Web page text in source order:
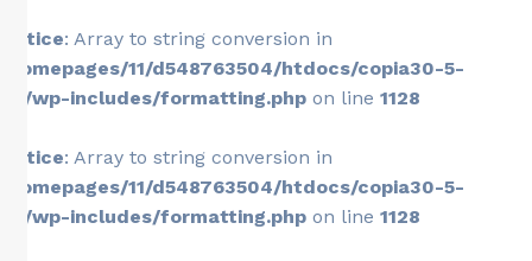
Notice: Array to string conversion in
/homepages/11/d548763504/htdocs/copia30-5-
26/wp-includes/formatting.php on line 1128
Notice: Array to string conversion in
/homepages/11/d548763504/htdocs/copia30-5-
26/wp-includes/formatting.php on line 1128